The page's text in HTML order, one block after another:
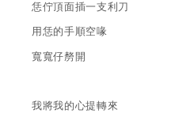
恁佇頂面插一支利刀
用恁的手順空喙
寬寬仔剺開
我將我的心提轉來